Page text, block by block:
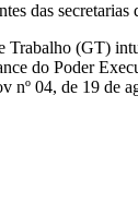
das
(GT)
do Poder
nº 04, de 19 de